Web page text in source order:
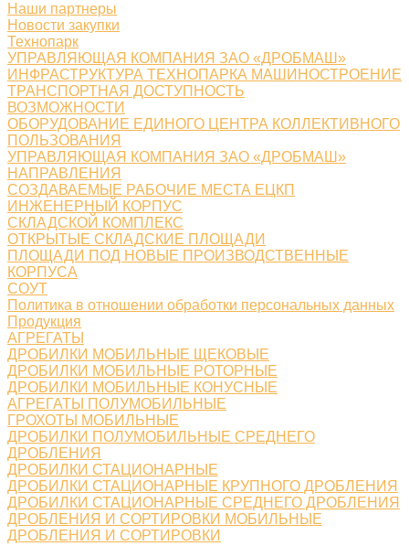
Наши партнеры
Новости закупки
Технопарк
УПРАВЛЯЮЩАЯ КОМПАНИЯ ЗАО «ДРОБМАШ»
ИНФРАСТРУКТУРА ТЕХНОПАРКА МАШИНОСТРОЕНИЕ
ТРАНСПОРТНАЯ ДОСТУПНОСТЬ
ВОЗМОЖНОСТИ
ОБОРУДОВАНИЕ ЕДИНОГО ЦЕНТРА КОЛЛЕКТИВНОГО
ПОЛЬЗОВАНИЯ
УПРАВЛЯЮЩАЯ КОМПАНИЯ ЗАО «ДРОБМАШ»
НАПРАВЛЕНИЯ
СОЗДАВАЕМЫЕ РАБОЧИЕ МЕСТА ЕЦКП
ИНЖЕНЕРНЫЙ КОРПУС
СКЛАДСКОЙ КОМПЛЕКС
ОТКРЫТЫЕ СКЛАДСКИЕ ПЛОЩАДИ
ПЛОЩАДИ ПОД НОВЫЕ ПРОИЗВОДСТВЕННЫЕ
КОРПУСА
СОУТ
Политика в отношении обработки персональных данных
Продукция
АГРЕГАТЫ
ДРОБИЛКИ МОБИЛЬНЫЕ ЩЕКОВЫЕ
ДРОБИЛКИ МОБИЛЬНЫЕ РОТОРНЫЕ
ДРОБИЛКИ МОБИЛЬНЫЕ КОНУСНЫЕ
АГРЕГАТЫ ПОЛУМОБИЛЬНЫЕ
ГРОХОТЫ МОБИЛЬНЫЕ
ДРОБИЛКИ ПОЛУМОБИЛЬНЫЕ СРЕДНЕГО
ДРОБЛЕНИЯ
ДРОБИЛКИ СТАЦИОНАРНЫЕ
ДРОБИЛКИ СТАЦИОНАРНЫЕ КРУПНОГО ДРОБЛЕНИЯ
ДРОБИЛКИ СТАЦИОНАРНЫЕ СРЕДНЕГО ДРОБЛЕНИЯ
ДРОБЛЕНИЯ И СОРТИРОВКИ МОБИЛЬНЫЕ
ДРОБЛЕНИЯ И СОРТИРОВКИ